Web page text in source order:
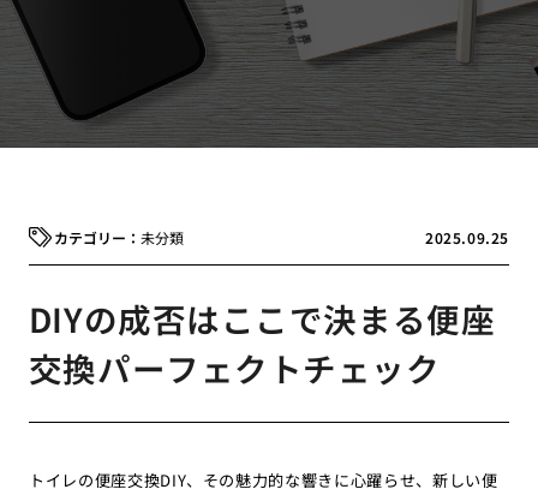
2025.09.25
未分類
DIYの成否はここで決まる便座
交換パーフェクトチェック
トイレの便座交換DIY、その魅力的な響きに心躍らせ、新しい便